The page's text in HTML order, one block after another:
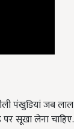
पंखुडियां जब लाल
सूखा लेना चाहिए.